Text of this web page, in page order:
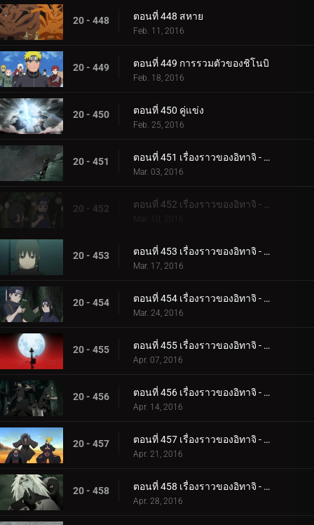
20 - 448 ตอนที่ 448 สหาย
Feb. 11, 2016
20 - 449 ตอนที่ 449 การรวมตัวของชิโนบิ
Feb. 18, 2016
20 - 450 ตอนที่ 450 คู่แข่ง
Feb. 25, 2016
20 - 451 ตอนที่ 451 เรื่องราวของอิทาจิ - แสงสว่างและความมืด: การเกิดและการตาย
Mar. 03, 2016
20 - 452
Mar. 10, 2016
20 - 453 ตอนที่ 453 เรื่องราวของอิทาจิ - แสงสว่างและความมืด: ความเจ็บปวดของชีวิต
Mar. 17, 2016
20 - 454 ตอนที่ 454 เรื่องราวของอิทาจิ - แสงสว่างและความมืด: คำขอร้องของชิซุย
Mar. 24, 2016
20 - 455 ตอนที่ 455 เรื่องราวของอิทาจิ - แสงสว่างและความมืด: คืนเดือนหงาย
Apr. 07, 2016
20 - 456 ตอนที่ 456 เรื่องราวของอิทาจิ - แสงสว่างและความมืด: ความมืดของแสงอุษา
Apr. 14, 2016
20 - 457 ตอนที่ 457 เรื่องราวของอิทาจิ - แสงสว่างและความมืด: คู่หู
Apr. 21, 2016
20 - 458 ตอนที่ 458 เรื่องราวของอิทาจิ - แสงสว่างและความมืด: ความจริง
Apr. 28, 2016